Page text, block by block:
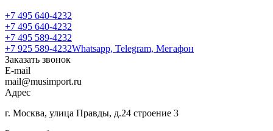
+7 495 640-4232
+7 495 640-4232
+7 495 589-4232
+7 925 589-4232Whatsapp, Telegram, Мегафон
Заказать звонок
E-mail
mail@musimport.ru
Адрес
г. Москва, улица Правды, д.24 строение 3